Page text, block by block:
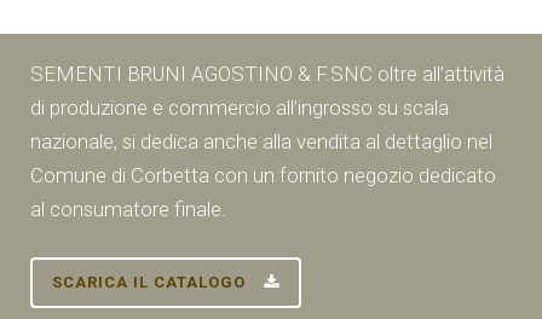
SEMENTI BRUNI AGOSTINO & F.SNC oltre all’attività
di produzione e commercio all’ingrosso su scala
nazionale, si dedica anche alla vendita al dettaglio nel
Comune di Corbetta con un fornito negozio dedicato
al consumatore finale.
SCARICA IL CATALOGO